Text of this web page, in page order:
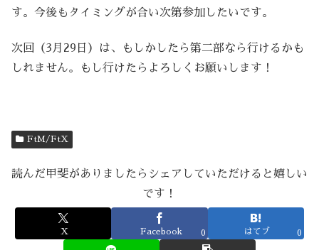
す。今後もタイミングが合い次第参加したいです。
次回（3月29日）は、もしかしたら第二部なら行けるかも
しれません。もし行けたらよろしくお願いします！
FtM/FtX
読んだ甲斐がありましたらシェアしていただけると嬉しい
です！
X Facebook 0 はてブ 0